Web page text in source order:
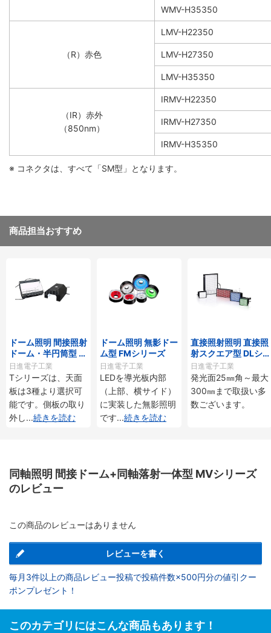
WMV-H35350
（R）赤色
LMV-H22350
LMV-H27350
LMV-H35350
（IR）赤外
（850nm）
IRMV-H22350
IRMV-H27350
IRMV-H35350
※ コネクタは、すべて「SM型」となります。
商品担当おすすめ
ドーム照明 間接照射
ドーム・半円筒型 K
M-Tシリーズ・KM-
Kシリーズ
日進電子工業
Tシリーズは、天面
板は3種より選択可
能です。側板の取り
外し...続きを読む
ドーム照明 無影ドー
ム型 FMシリーズ
日進電子工業
LEDを導光板内部
（上部、横サイド）
に実装した無影照明
です...続きを読む
直接照射照明 直接照
射スクエア型 DLシ
リーズ
日進電子工業
発光面25㎜角～最大
300㎜まで取扱い多
数ございます。
同軸照明 間接ドーム+同軸落射一体型 MVシリーズ
のレビュー
この商品のレビューはありません
レビューを書く
毎月3件以上の商品レビュー投稿で投稿件数×500円分の値引クー
ポンプレゼント！
このカテゴリにはこんな商品もあります！